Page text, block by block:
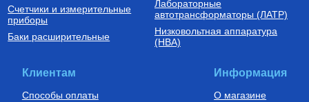
Комплектующие для подключения
радиаторов отопления
радиаторов отопления с
400Руб.
Купить
Счетчики и измерительные
приборы
Баки расширительные
Лабораторные
автотрансформаторы (ЛАТР)
Низковольтная аппаратура
(НВА)
Клиентам
Способы оплаты
Информация
О магазине